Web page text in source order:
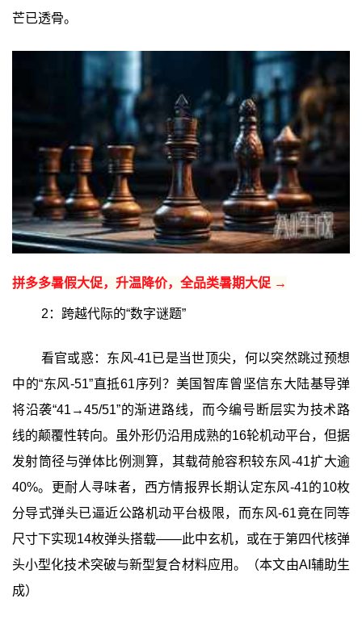
芒已透骨。
拼多多暑假大促，升温降价，全品类暑期大促 →
2：跨越代际的“数字谜题”
看官或惑：东风-41已是当世顶尖，何以突然跳过预想
中的“东风-51”直抵61序列？美国智库曾坚信东大陆基导弹
将沿袭“41→45/51”的渐进路线，而今编号断层实为技术路
线的颠覆性转向。虽外形仍沿用成熟的16轮机动平台，但据
发射筒径与弹体比例测算，其载荷舱容积较东风-41扩大逾
40%。更耐人寻味者，西方情报界长期认定东风-41的10枚
分导式弹头已逼近公路机动平台极限，而东风-61竟在同等
尺寸下实现14枚弹头搭载——此中玄机，或在于第四代核弹
头小型化技术突破与新型复合材料应用。（本文由AI辅助生
成）